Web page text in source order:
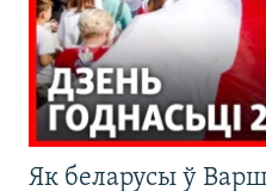
Як беларусы ў